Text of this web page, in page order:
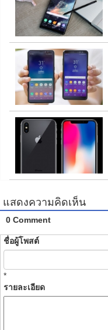
แสดงความคิดเห็น
0 Comment
ชื่อผู้โพสต์
*
รายละเอียด